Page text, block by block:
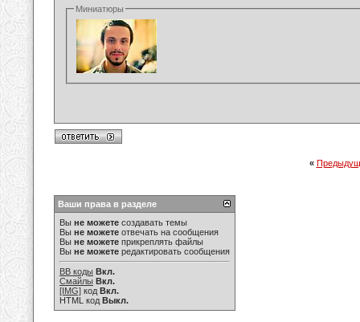
Миниатюры
«
Ваши права в разделе
Вы не можете создавать темы
Вы не можете отвечать на сообщения
Вы не можете прикреплять файлы
Вы не можете редактировать сообщения
BB коды Вкл.
Смайлы Вкл.
[IMG] код Вкл.
HTML код Выкл.